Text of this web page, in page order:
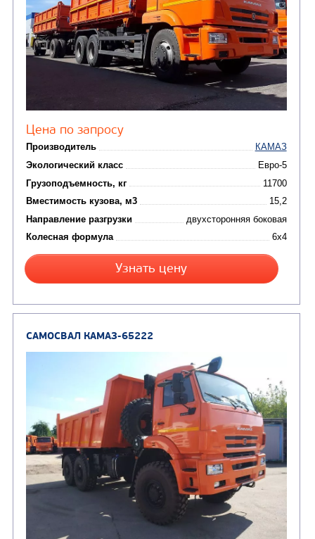
Бортовые автомобили(9)
Самосвалы (8)
Седельные тягачи (8)
Шасси
АВТОБУСЫ
Вахтовые автобусы
АВТОЦИСТЕРНЫ
Автотопливозаправщики
CHAMELEON (г. Егорьевск)
Молоковозы, водовозы
(8)
ПОДЪЕМНО-
ТРАНСПОРТНАЯ
Автокраны(3)
Крано-
установки (КМУ)
КОММУНАЛЬНАЯ
ТЕХНИКА
Комбинированные
Вакуумные машины
Илососные машины
Каналопромывочные
Мусоровозы(24)
САМОСВАЛ КАМАЗ-45143